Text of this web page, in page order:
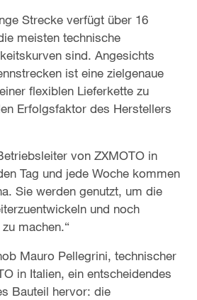
Strecke verfügt über 16
meisten technische
sind. Angesichts
ist eine zielgenaue
flexiblen Lieferkette zu
Erfolgsfaktor des Herstellers
von ZXMOTO in
Tag und jede Woche kommen
Sie werden genutzt, um die
und noch
machen.“
Mauro Pellegrini, technischer
in Italien, ein entscheidendes
Bauteil hervor: die